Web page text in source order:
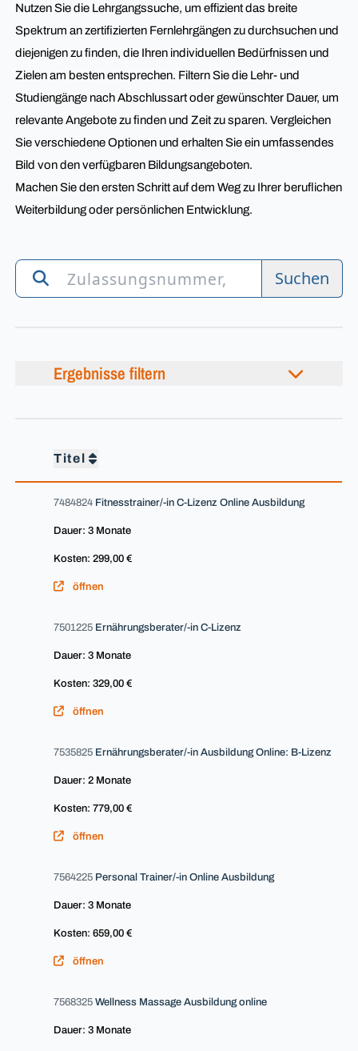
Nutzen Sie die Lehrgangssuche, um effizient das breite
Spektrum an zertifizierten Fernlehrgängen zu durchsuchen und
diejenigen zu finden, die Ihren individuellen Bedürfnissen und
Zielen am besten entsprechen. Filtern Sie die Lehr- und
Studiengänge nach Abschlussart oder gewünschter Dauer, um
relevante Angebote zu finden und Zeit zu sparen. Vergleichen
Sie verschiedene Optionen und erhalten Sie ein umfassendes
Bild von den verfügbaren Bildungsangeboten.
Machen Sie den ersten Schritt auf dem Weg zu Ihrer beruflichen
Weiterbildung oder persönlichen Entwicklung.
Suchen
Ergebnisse filtern
Titel
7484824 Fitnesstrainer/-in C-Lizenz Online Ausbildung
Dauer: 3 Monate
Kosten: 299,00 €
öffnen
7501225 Ernährungsberater/-in C-Lizenz
Dauer: 3 Monate
Kosten: 329,00 €
öffnen
7535825 Ernährungsberater/-in Ausbildung Online: B-Lizenz
Dauer: 2 Monate
Kosten: 779,00 €
öffnen
7564225 Personal Trainer/-in Online Ausbildung
Dauer: 3 Monate
Kosten: 659,00 €
öffnen
7568325 Wellness Massage Ausbildung online
Dauer: 3 Monate